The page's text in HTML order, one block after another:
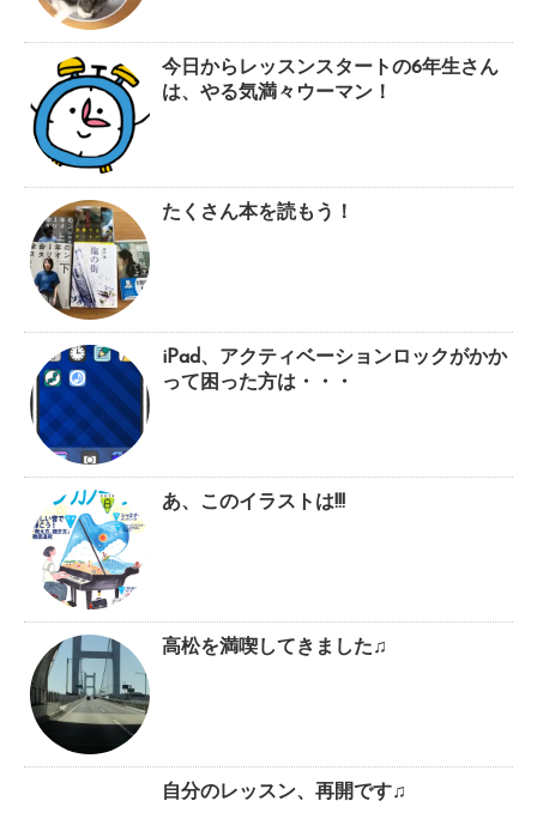
今日からレッスンスタートの6年生さん
は、やる気満々ウーマン！
たくさん本を読もう！
iPad、アクティベーションロックがかか
って困った方は・・・
あ、このイラストは!!!
高松を満喫してきました♫
自分のレッスン、再開です♫